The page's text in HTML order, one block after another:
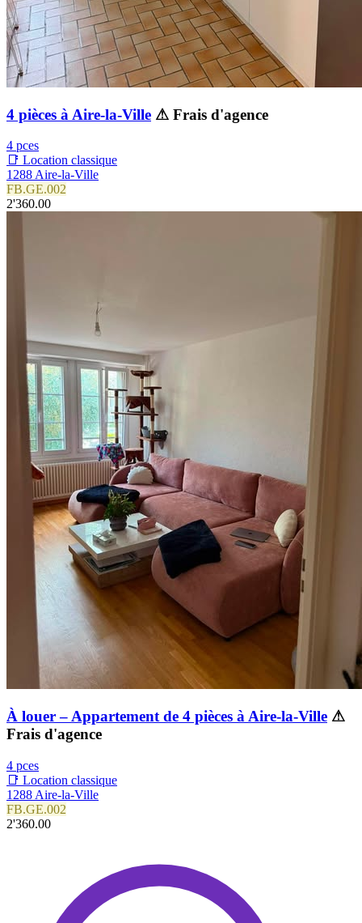
4 pièces à Aire-la-Ville ⚠ Frais d'agence
4 pces
📑 Location classique
1288 Aire-la-Ville
FB.GE.002
2'360.00
À louer – Appartement de 4 pièces à Aire-la-Ville ⚠
Frais d'agence
4 pces
📑 Location classique
1288 Aire-la-Ville
FB.GE.002
2'360.00